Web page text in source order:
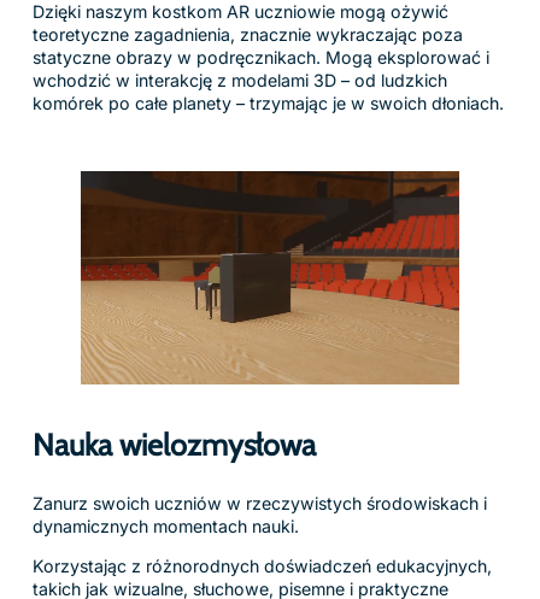
Dzięki naszym kostkom AR uczniowie mogą ożywić
teoretyczne zagadnienia, znacznie wykraczając poza
statyczne obrazy w podręcznikach. Mogą eksplorować i
wchodzić w interakcję z modelami 3D – od ludzkich
komórek po całe planety – trzymając je w swoich dłoniach.
Nauka wielozmysłowa
Zanurz swoich uczniów w rzeczywistych środowiskach i
dynamicznych momentach nauki.
Korzystając z różnorodnych doświadczeń edukacyjnych,
takich jak wizualne, słuchowe, pisemne i praktyczne